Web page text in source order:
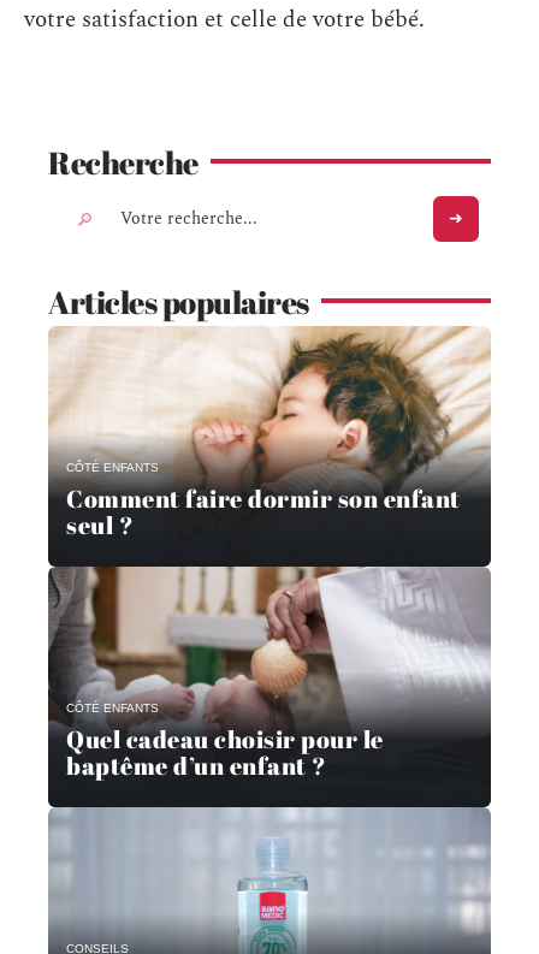
votre satisfaction et celle de votre bébé.
Recherche
Articles populaires
CÔTÉ ENFANTS
Comment faire dormir son enfant
seul ?
CÔTÉ ENFANTS
Quel cadeau choisir pour le
baptême d’un enfant ?
CONSEILS